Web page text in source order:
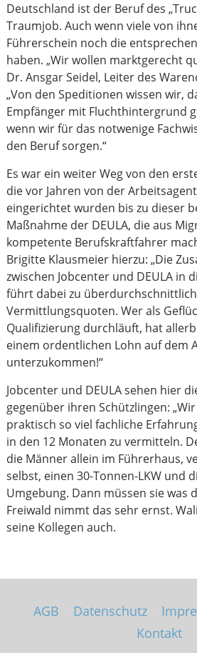
Deutschland ist der Beruf des
Traumjob. Auch wenn viele von
Führerschein noch die
haben. „Wir wollen marktgerecht
Dr. Ansgar Seidel, Leiter des
„Von den Speditionen wissen wir,
Empfänger mit Fluchthintergrund
wenn wir für das notwenige
den Beruf sorgen.“
Es war ein weiter Weg von den
die vor Jahren von der
eingerichtet wurden bis zu dieser
Maßnahme der DEULA, die aus
kompetente Berufskraftfahrer
Brigitte Klausmeier hierzu: „Die
zwischen Jobcenter und DEULA in
führt dabei zu
Vermittlungsquoten. Wer als
Qualifizierung durchläuft, hat
einem ordentlichen Lohn auf dem
unterzukommen!“
Jobcenter und DEULA sehen hier
gegenüber ihren Schützlingen:
praktisch so viel fachliche
in den 12 Monaten zu vermitteln.
die Männer allein im Führerhaus,
selbst, einen 30-Tonnen-LKW und
Umgebung. Dann müssen sie was
Freiwald nimmt das sehr ernst.
seine Kollegen auch.
AGB Datenschutz
Kontakt